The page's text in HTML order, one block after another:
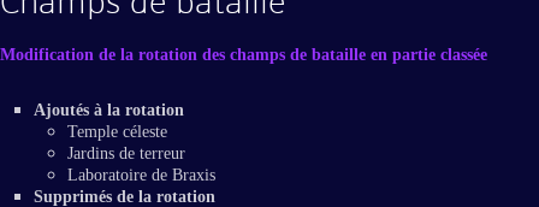
Modification de la rotation des champs de bataille en partie classée
Ajoutés à la rotation
Temple céleste
Jardins de terreur
Laboratoire de Braxis
Supprimés de la rotation